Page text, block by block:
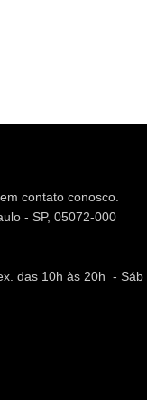
contato conosco.
- SP, 05072-000
das 10h às 20h - Sáb